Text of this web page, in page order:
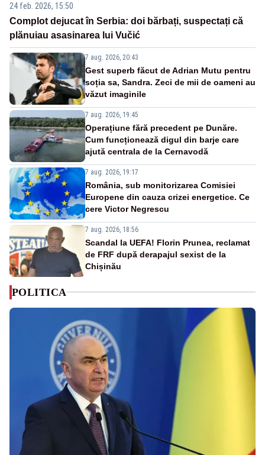
24 feb. 2026, 15:50
Complot dejucat în Serbia: doi bărbați, suspectați că
plănuiau asasinarea lui Vučić
7 aug. 2026, 20:43
Gest superb făcut de Adrian Mutu pentru
soția sa, Sandra. Zeci de mii de oameni au
văzut imaginile
7 aug. 2026, 19:45
Operațiune fără precedent pe Dunăre.
Cum funcționează digul din barje care
ajută centrala de la Cernavodă
7 aug. 2026, 19:17
România, sub monitorizarea Comisiei
Europene din cauza crizei energetice. Ce
cere Victor Negrescu
7 aug. 2026, 18:56
Scandal la UEFA! Florin Prunea, reclamat
de FRF după derapajul sexist de la
Chișinău
POLITICA